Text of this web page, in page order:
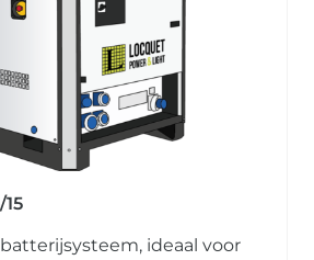
batterijsysteem, ideaal voor